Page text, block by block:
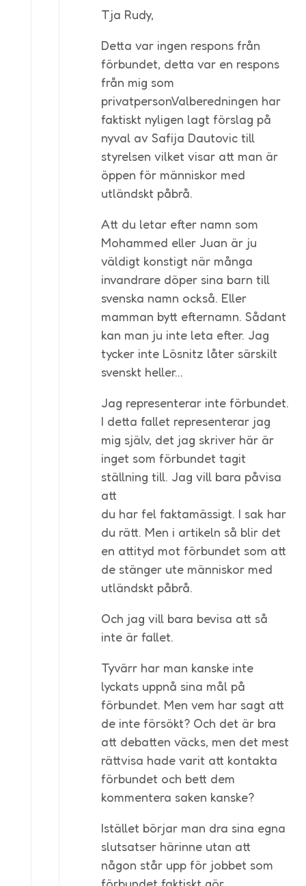
Tja Rudy,
Detta var ingen respons från
förbundet, detta var en respons
från mig som
privatperson.Valberedningen har
faktiskt nyligen lagt förslag på
nyval av Safija Dautovic till
styrelsen vilket visar att man är
öppen för människor med
utländskt påbrå.
Att du letar efter namn som
Mohammed eller Juan är ju
väldigt konstigt när många
invandrare döper sina barn till
svenska namn också. Eller
mamman bytt efternamn. Sådant
kan man ju inte leta efter. Jag
tycker inte Lösnitz låter särskilt
svenskt heller…
Jag representerar inte förbundet.
I detta fallet representerar jag
mig själv, det jag skriver här är
inget som förbundet tagit
ställning till. Jag vill bara påvisa
att
du har fel faktamässigt. I sak har
du rätt. Men i artikeln så blir det
en attityd mot förbundet som att
de stänger ute människor med
utländskt påbrå.
Och jag vill bara bevisa att så
inte är fallet.
Tyvärr har man kanske inte
lyckats uppnå sina mål på
förbundet. Men vem har sagt att
de inte försökt? Och det är bra
att debatten väcks, men det mest
rättvisa hade varit att kontakta
förbundet och bett dem
kommentera saken kanske?
Istället börjar man dra sina egna
slutsatser härinne utan att
någon står upp för jobbet som